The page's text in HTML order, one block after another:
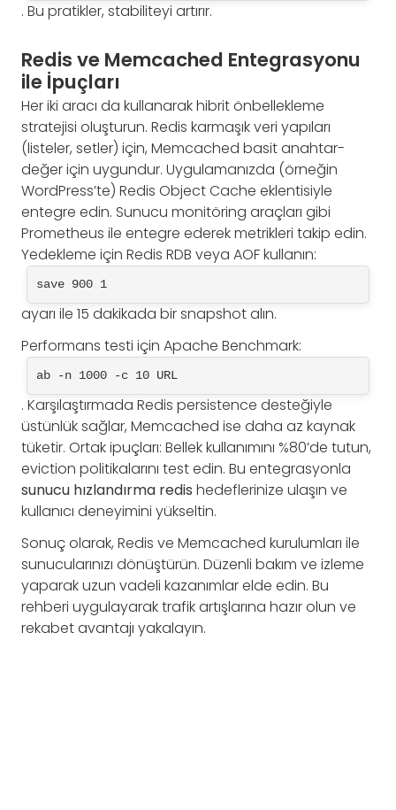
. Bu pratikler, stabiliteyi artırır.
Redis ve Memcached Entegrasyonu
ile İpuçları
Her iki aracı da kullanarak hibrit önbellekleme
stratejisi oluşturun. Redis karmaşık veri yapıları
(listeler, setler) için, Memcached basit anahtar-
değer için uygundur. Uygulamanızda (örneğin
WordPress’te) Redis Object Cache eklentisiyle
entegre edin. Sunucu monitöring araçları gibi
Prometheus ile entegre ederek metrikleri takip edin.
Yedekleme için Redis RDB veya AOF kullanın:
save 900 1
ayarı ile 15 dakikada bir snapshot alın.
Performans testi için Apache Benchmark:
ab -n 1000 -c 10 URL
. Karşılaştırmada Redis persistence desteğiyle
üstünlük sağlar, Memcached ise daha az kaynak
tüketir. Ortak ipuçları: Bellek kullanımını %80’de tutun,
eviction politikalarını test edin. Bu entegrasyonla
sunucu hızlandırma redis hedeflerinize ulaşın ve
kullanıcı deneyimini yükseltin.
Sonuç olarak, Redis ve Memcached kurulumları ile
sunucularınızı dönüştürün. Düzenli bakım ve izleme
yaparak uzun vadeli kazanımlar elde edin. Bu
rehberi uygulayarak trafik artışlarına hazır olun ve
rekabet avantajı yakalayın.